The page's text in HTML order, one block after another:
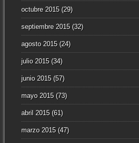
octubre 2015(29)
septiembre 2015(32)
agosto 2015(24)
julio 2015(34)
junio 2015(57)
mayo 2015(73)
abril 2015(61)
marzo 2015(47)